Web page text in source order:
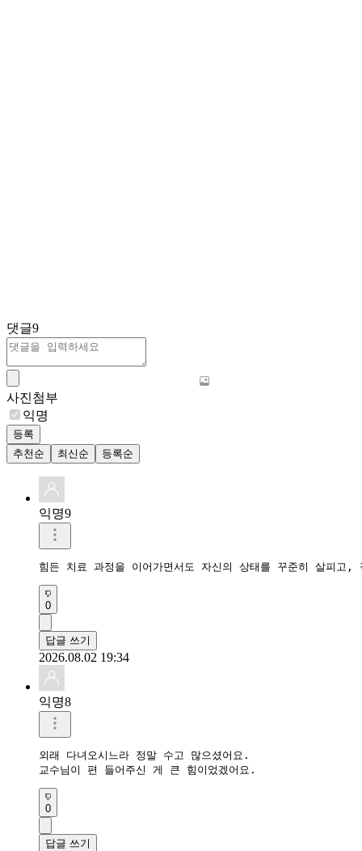
댓글9
사진첨부
익명
등록
추천순
최신순 등록순
익명9
힘든 치료 과정을 이어가면서도 자신의 상태를 꾸준히 살피
0
답글 쓰기
2026.08.02 19:34
익명8
외래 다녀오시느라 정말 수고 많으셨어요.
교수님이 편 들어주신 게 큰 힘이었겠어요.
0
답글 쓰기